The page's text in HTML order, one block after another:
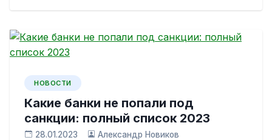
НОВОСТИ
Какие банки не попали под
санкции: полный список 2023
28.01.2023 Александр Новиков